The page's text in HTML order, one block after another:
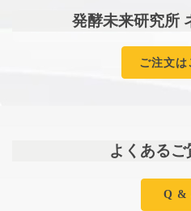
発酵未来研究所
ご注文は
よくあるご
Q &